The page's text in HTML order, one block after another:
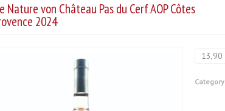
Nature von Château Pas du Cerf AOP Côtes
2024
13,90